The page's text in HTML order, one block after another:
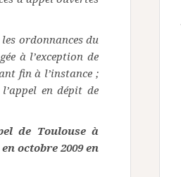
ordonnances du
à l’exception de
fin à l’instance ;
en dépit de
de Toulouse à
octobre 2009 en